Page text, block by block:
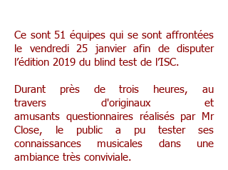
Ce sont 51 équipes qui se sont affrontées
le vendredi 25 janvier afin de disputer
l’édition 2019 du blind test de l’ISC.
Durant près de trois heures, au
travers d'originaux et
amusants questionnaires réalisés par Mr
Close, le public a pu tester ses
connaissances musicales dans une
ambiance très conviviale.